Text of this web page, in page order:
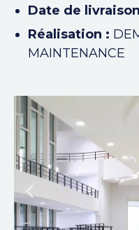
Date de
Réalisation :
MAINTENANCE